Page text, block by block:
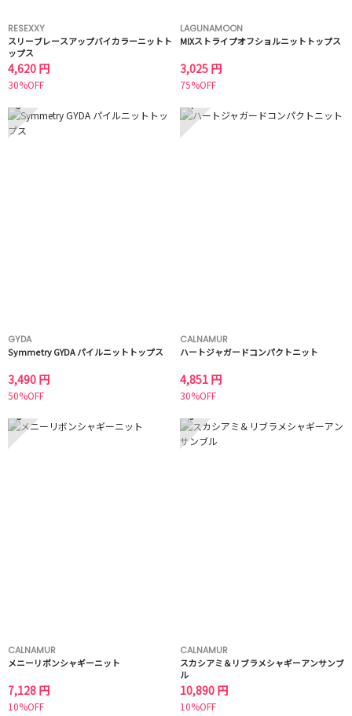
RESEXXY
スリーブレースアップバイカラーニットト
ップス
4,620 円
30%OFF
LAGUNAMOON
MIXストライプオフショルニットトップス
3,025 円
75%OFF
3
GYDA
Symmetry GYDA パイルニットトップス
3,490 円
50%OFF
4
CALNAMUR
ハートジャガードコンパクトニット
4,851 円
30%OFF
5
CALNAMUR
メニーリボンシャギーニット
7,128 円
10%OFF
6
CALNAMUR
スカシアミ＆リブラメシャギーアンサンブ
ル
10,890 円
10%OFF